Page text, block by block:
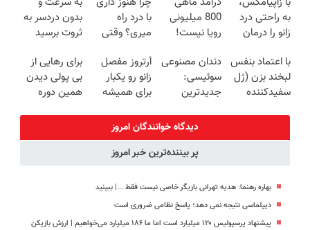
روزه ساخت!
برگردون
(40%off)
کننده خانگی
آموزش رایگان
به راحتی درد
زانو را درمان
800 میلیونی
رویا نیست!
مجانیه😉
با درد راه
میری؟ وقتی
پاته!
بدون دردسر به
ثروت برسید
رایگان
پولسازی)
با اعتماد بنفس
لبخند بزن (ژل
سفیدکننده
دندان مصنوعی
سوئیسی:
جدیدترین
سبک و مقاوم |
پرداخت قسطی
آرتروز مفصل
زانو رو یکبار
برای همیشه
◗پرسش‌نامه◖
برای رهایی از
بی پولی دیدن
همین دوره
کن)
دیدگاه خوانندگان امروز
پر بیننده‌ترین خبر امروز
بهاره رهنما: هدیه تهرانی بازیگر خاصی نیست فقط ...|‌ ببینید
دیپلماسی نتیجه‌ نمی دهد؛ پاسخ نظامی ضروری است
پیشنهاد پرسپولیس ۱۲۰ میلیارد است اما ما ۱۸۶ میلیارد می‌خواهیم | ارزش بازیکن